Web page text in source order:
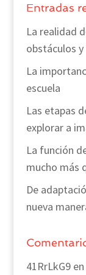
Entradas
La realidad
obstáculos
La
escuela
Las etapas
explorar a
La función
mucho más
De
nueva
41RrLkG9en